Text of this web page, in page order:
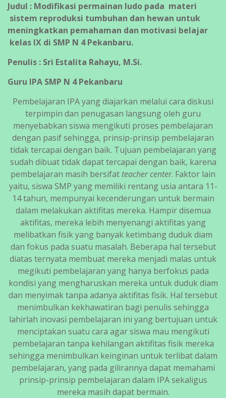
Judul : Modifikasi permainan ludo pada materi
sistem reproduksi tumbuhan dan hewan untuk
meningkatkan pemahaman dan motivasi belajar
kelas IX di SMP N 4 Pekanbaru.
Penulis : Sri Estalita Rahayu, M.Si.
Guru IPA SMP N 4 Pekanbaru
Pembelajaran IPA yang diajarkan melalui cara diskusi
terpimpin dan penugasan langsung oleh guru
menyebabkan siswa mengikuti proses pembelajaran
dengan pasif sehingga, prinsip-prinsip pembelajaran
tidak tercapai dengan baik. Tujuan pembelajaran yang
sudah dibuat tidak dapat tercapai dengan baik, karena
pembelajaran masih bersifat teacher center. Faktor lain
yaitu, siswa SMP yang memiliki rentang usia antara 11-
14 tahun, mempunyai kecenderungan untuk bermain
dalam melakukan aktifitas mereka. Hampir disemua
aktifitas, mereka lebih menyenangi aktifitas yang
melibatkan fisik yang banyak ketimbang duduk diam
dan fokus pada suatu masalah. Beberapa hal tersebut
diatas ternyata membuat mereka menjadi malas untuk
megikuti pembelajaran yang hanya berfokus pada
kondisi yang mengharuskan mereka untuk duduk diam
dan menyimak tanpa adanya aktifitas fisik. Hal tersebut
menimbulkan kekhawatiran bagi penulis sehingga
lahirlah inovasi pembelajaran ini yang bertujuan untuk
menciptakan suatu cara agar siswa mau mengikuti
pembelajaran tanpa kehilangan aktifitas fisik mereka
sehingga menimbulkan keinginan untuk terlibat dalam
pembelajaran, yang pada gilirannya dapat memahami
prinsip-prinsip pembelajaran dalam IPA sekaligus
mereka masih dapat bermain.